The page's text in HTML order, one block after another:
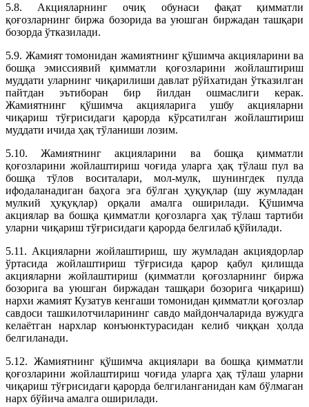
5.8. Акцияларнинг очиқ обунаси фақат қимматли
қоғозларнинг биржа бозорида ва уюшган биржадан ташқари
бозорда ўтказилади.
5.9. Жамият томонидан жамиятнинг қўшимча акцияларини ва
бошқа эмиссиявий қимматли қоғозларини жойлаштириш
муддати уларнинг чиқарилиши давлат рўйхатидан ўтказилган
пайтдан эътиборан бир йилдан ошмаслиги керак.
Жамиятнинг қўшимча акцияларига ушбу акцияларни
чиқариш тўғрисидаги қарорда кўрсатилган жойлаштириш
муддати ичида ҳақ тўланиши лозим.
5.10. Жамиятнинг акцияларини ва бошқа қимматли
қоғозларини жойлаштириш чоғида уларга ҳақ тўлаш пул ва
бошқа тўлов воситалари, мол-мулк, шунингдек пулда
ифодаланадиган баҳога эга бўлган ҳуқуқлар (шу жумладан
мулкий ҳуқуқлар) орқали амалга оширилади. Қўшимча
акциялар ва бошқа қимматли қоғозларга ҳақ тўлаш тартиби
уларни чиқариш тўғрисидаги қарорда белгилаб қўйилади.
5.11. Акцияларни жойлаштириш, шу жумладан акциядорлар
ўртасида жойлаштириш тўғрисида қарор қабул қилишда
акцияларни жойлаштириш (қимматли қоғозларнинг биржа
бозорига ва уюшган биржадан ташқари бозорига чиқариш)
нархи жамият Кузатув кенгаши томонидан қимматли қоғозлар
савдоси ташкилотчиларининг савдо майдончаларида вужудга
келаётган нархлар конъюнктурасидан келиб чиққан ҳолда
белгиланади.
5.12. Жамиятнинг қўшимча акциялари ва бошқа қимматли
қоғозларини жойлаштириш чоғида уларга ҳақ тўлаш уларни
чиқариш тўғрисидаги қарорда белгиланганидан кам бўлмаган
нарх бўйича амалга оширилади.